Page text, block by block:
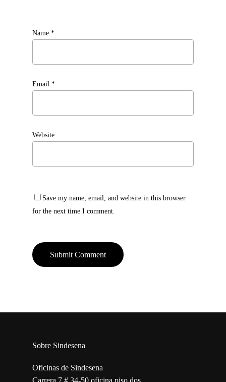
Name *
Email *
Website
Save my name, email, and website in this browser
for the next time I comment.
Sobre Sindesena
Oficinas de Sindesena
Carrera 7 # 34-50 oficina piso dos